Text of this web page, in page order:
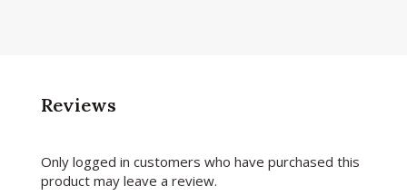
Reviews
Only logged in customers who have purchased this
product may leave a review.